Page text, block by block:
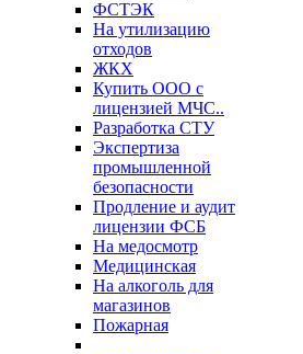
ФСТЭК
На утилизацию
отходов
ЖКХ
Купить ООО с
лицензией МЧС..
Разработка СТУ
Экспертиза
промышленной
безопасности
Продление и аудит
лицензии ФСБ
На медосмотр
Медицинская
На алкоголь для
магазинов
Пожарная